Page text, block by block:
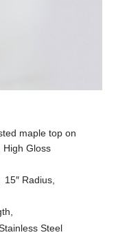
maple top on
High Gloss
Radius,
Steel